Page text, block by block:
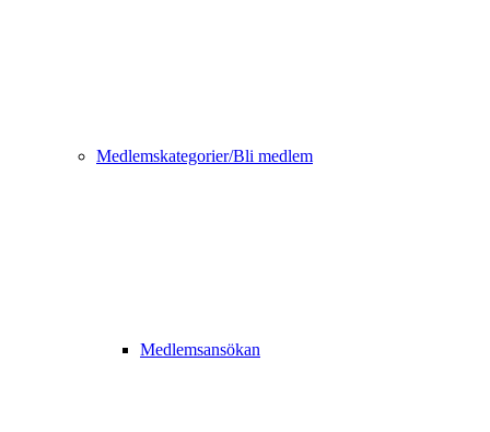
Medlemskategorier/Bli medlem
Medlemsansökan